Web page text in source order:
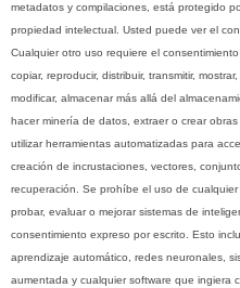
metadatos y compilaciones, está protegido
propiedad intelectual. Usted puede ver el
Cualquier otro uso requiere el
copiar, reproducir, distribuir, transmitir,
modificar, almacenar más allá del
hacer minería de datos, extraer o crear
utilizar herramientas automatizadas para
creación de incrustaciones, vectores,
recuperación. Se prohíbe el uso de
probar, evaluar o mejorar sistemas de
consentimiento expreso por escrito. Esto
aprendizaje automático, redes neuronales,
aumentada y cualquier software que ingiera